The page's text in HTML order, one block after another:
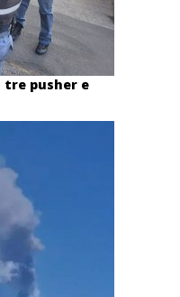
tre pusher e